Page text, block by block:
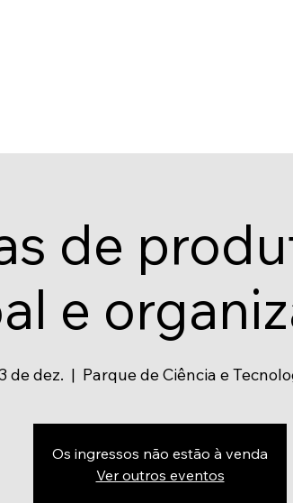
de
e
de dez.
  |
Parque de Ciência e
Os ingressos não estão à venda
Ver outros eventos